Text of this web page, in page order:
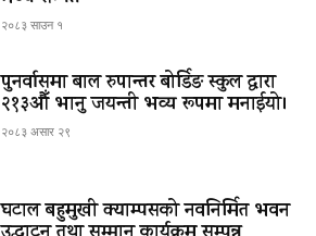
२०८३ साउन १
पुनर्वासमा बाल रुपान्तर बोर्डिङ स्कुल द्धारा
२१३औँ भानु जयन्ती भव्य रूपमा मनाईयो।
२०८३ असार २९
घटाल बहुमुखी क्याम्पसको नवनिर्मित भवन